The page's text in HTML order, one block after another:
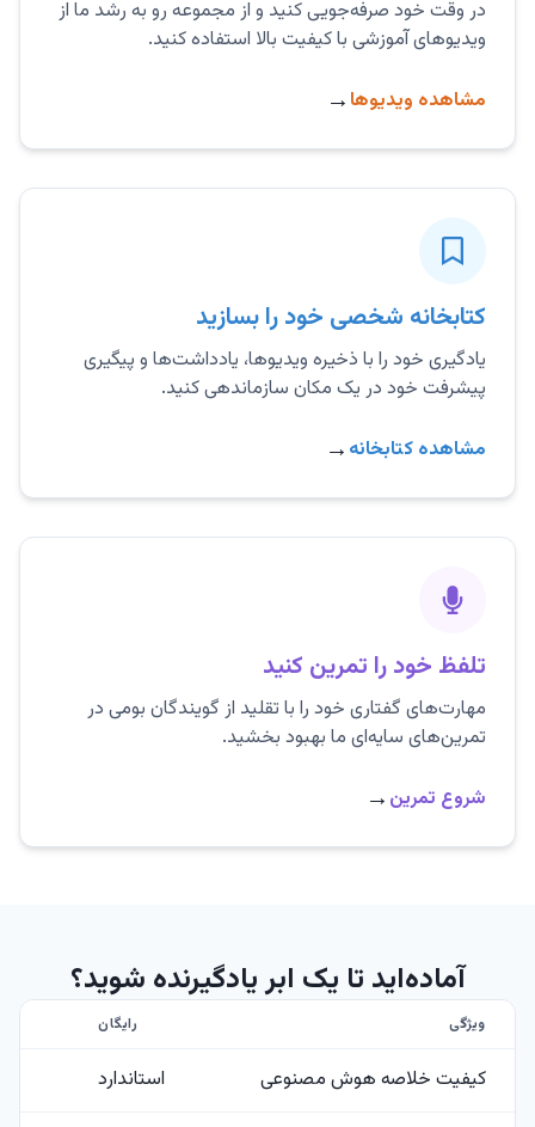
در وقت خود صرفه‌جویی کنید و از مجموعه رو به رشد ما از
ویدیوهای آموزشی با کیفیت بالا استفاده کنید.
مشاهده ویدیوها →
کتابخانه شخصی خود را بسازید
یادگیری خود را با ذخیره ویدیوها، یادداشت‌ها و پیگیری
پیشرفت خود در یک مکان سازماندهی کنید.
مشاهده کتابخانه →
تلفظ خود را تمرین کنید
مهارت‌های گفتاری خود را با تقلید از گویندگان بومی در
تمرین‌های سایه‌ای ما بهبود بخشید.
شروع تمرین →
آماده‌اید تا یک ابر یادگیرنده شوید؟
ویژگی رایگان
کیفیت خلاصه هوش مصنوعی استاندارد